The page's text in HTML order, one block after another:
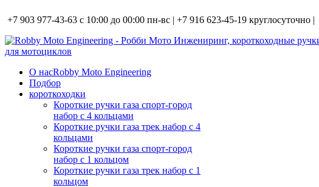
+7 903 977-43-63 с 10:00 до 00:00 пн-вс | +7 916 623-45-19 круглосуточно |
О насRobby Moto Engineering
Подбор
короткоходки
Короткие ручки газа спорт-город
набор с 4 кольцами
Короткие ручки газа трек набор с 4
кольцами
Короткие ручки газа спорт-город
набор с 1 кольцом
Короткие ручки газа трек набор с 1
кольцом